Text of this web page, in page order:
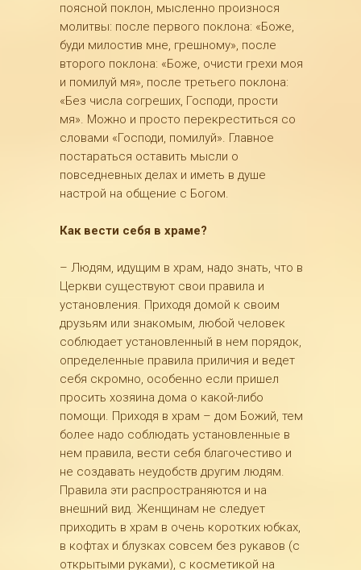
поясной поклон, мысленно произнося
молитвы: после первого поклона: «Боже,
буди милостив мне, грешному», после
второго поклона: «Боже, очисти грехи моя
и помилуй мя», после третьего поклона:
«Без числа согреших, Господи, прости
мя». Можно и просто перекреститься со
словами «Господи, помилуй». Главное
постараться оставить мысли о
повседневных делах и иметь в душе
настрой на общение с Богом.
Как вести себя в храме?
– Людям, идущим в храм, надо знать, что в
Церкви существуют свои правила и
установления. Приходя домой к своим
друзьям или знакомым, любой человек
соблюдает установленный в нем порядок,
определенные правила приличия и ведет
себя скромно, особенно если пришел
просить хозяина дома о какой-либо
помощи. Приходя в храм – дом Божий, тем
более надо соблюдать установленные в
нем правила, вести себя благочестиво и
не создавать неудобств другим людям.
Правила эти распространяются и на
внешний вид. Женщинам не следует
приходить в храм в очень коротких юбках,
в кофтах и блузках совсем без рукавов (с
открытыми руками), с косметикой на